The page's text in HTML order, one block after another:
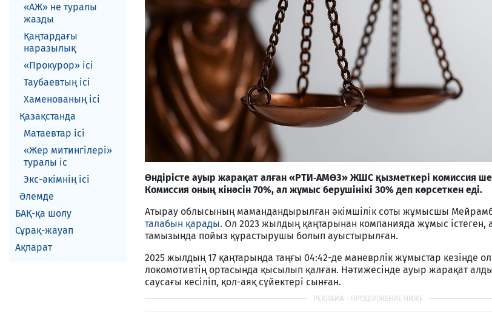
«АЖ» не туралы
жазды
Қаңтардағы
наразылық
«Прокурор» ісі
Таубаевтың ісі
Хаменованың ісі
Қазақстанда
Матаевтар ici
«Жер митингілері»
туралы іс
Экс-әкiмнiң iсi
Әлемде
БАҚ-қа шолу
Сұрақ-жауап
Ақпарат
Өндірісте ауыр жарақат алған «РТИ‑АМӨЗ» ЖШС қызметкері комиссия
Комиссия оның кінәсін 70%, ал жұмыс берушінікі 30% деп көрсеткен еді.
Атырау облысының мамандандырылған әкімшілік соты жұмысшы
талабын қарады. Ол 2023 жылдың қаңтарынан компанияда жұмыс істеген,
тамызында пойыз құрастырушы болып ауыстырылған.
2025 жылдың 17 қаңтарында таңғы 04:42-де маневрлік жұмыстар кезінде
локомотивтің ортасында қысылып қалған. Нәтижесінде ауыр жарақат
саусағы кесіліп, қол-аяқ сүйектері сынған.